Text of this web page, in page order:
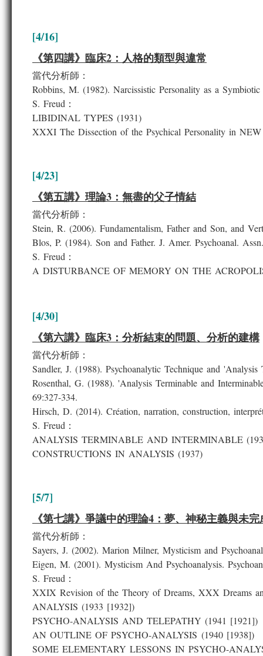
[4/16]
《第四講》臨床2：人格的類型與違常
當代分析師：
Robbins, M. (1982). Narcissistic Personality as a
S. Freud：
LIBIDINAL TYPES (1931)
XXXI The Dissection of the Psychical Personality in
[4/23]
《第五講》理論3：無盡的父子情結
當代分析師：
Stein, R. (2006). Fundamentalism, Father and Son, and
Blos, P. (1984). Son and Father. J. Amer. Psychoanal.
S. Freud：
A DISTURBANCE OF MEMORY ON THE
[4/30]
《第六講》臨床3：分析結束的問題、分析的建構
當代分析師：
Sandler, J. (1988). Psychoanalytic Technique and
Rosenthal, G. (1988). 'Analysis Terminable and
69:327-334.
Hirsch, D. (2014). Création, narration, construction,
S. Freud：
ANALYSIS TERMINABLE AND INTERMINABLE
CONSTRUCTIONS IN ANALYSIS (1937)
[5/7]
《第七講》爭議中的理論4：夢、神秘主義與未
當代分析師：
Sayers, J. (2002). Marion Milner, Mysticism and
Eigen, M. (2001). Mysticism And Psychoanalysis.
S. Freud：
XXIX Revision of the Theory of Dreams, XXX Dreams
ANALYSIS (1933 [1932])
PSYCHO-ANALYSIS AND TELEPATHY (1941 [1921])
AN OUTLINE OF PSYCHO-ANALYSIS (1940 [1938])
SOME ELEMENTARY LESSONS IN PSYCHO-